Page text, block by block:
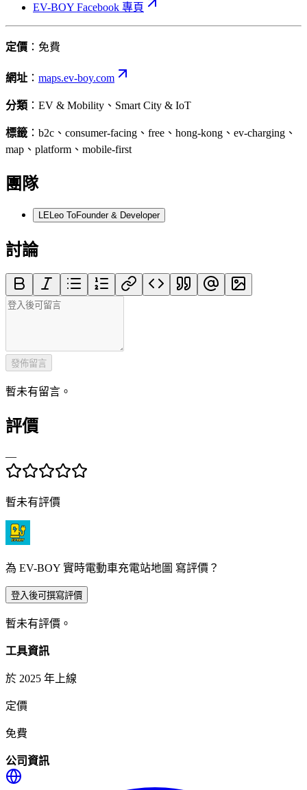
EV-BOY Facebook 專頁
定價 ：免費
網址 ： maps.ev-boy.com
分類 ：EV & Mobility、Smart City & IoT
標籤 ：b2c、consumer-facing、free、hong-kong、ev-charging、
map、platform、mobile-first
團隊
LELeo ToFounder & Developer
討論
發佈留言
暫未有留言。
評價
—
暫未有評價
為 EV-BOY 實時電動車充電站地圖 寫評價？
登入後可撰寫評價
暫未有評價。
工具資訊
於 2025 年上線
定價
免費
公司資訊